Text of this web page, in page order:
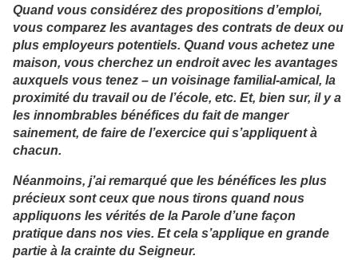
Quand vous considérez des propositions d’emploi,
vous comparez les avantages des contrats de deux ou
plus employeurs potentiels. Quand vous achetez une
maison, vous cherchez un endroit avec les avantages
auxquels vous tenez – un voisinage familial-amical, la
proximité du travail ou de l’école, etc. Et, bien sur, il y a
les innombrables bénéfices du fait de manger
sainement, de faire de l’exercice qui s’appliquent à
chacun.
Néanmoins, j’ai remarqué que les bénéfices les plus
précieux sont ceux que nous tirons quand nous
appliquons les vérités de la Parole d’une façon
pratique dans nos vies. Et cela s’applique en grande
partie à la crainte du Seigneur.